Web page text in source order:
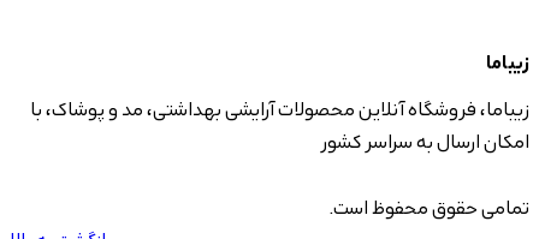
زیباما
زیباما، فروشگاه آنلاین محصولات آرایشی بهداشتی، مد و پوشاک، با
امکان ارسال به سراسر کشور
تمامی حقوق محفوظ است.